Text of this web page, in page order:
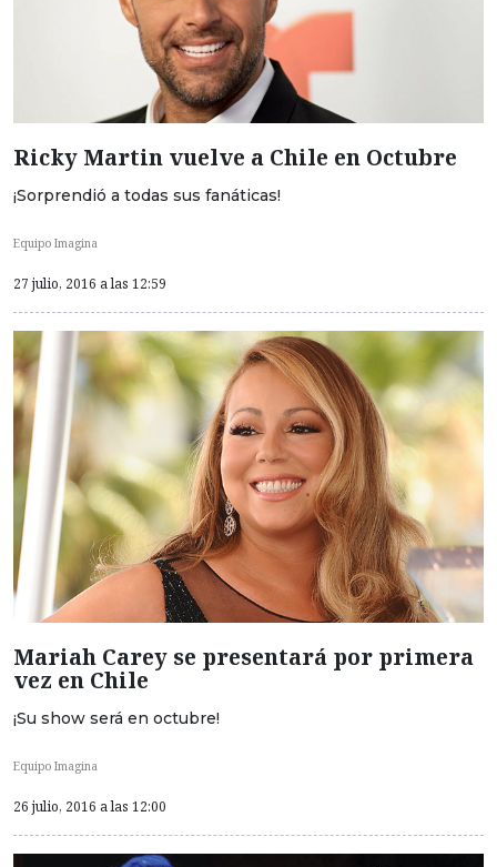
Ricky Martin vuelve a Chile en Octubre
¡Sorprendió a todas sus fanáticas!
Equipo Imagina
27 julio, 2016 a las 12:59
Mariah Carey se presentará por primera
vez en Chile
¡Su show será en octubre!
Equipo Imagina
26 julio, 2016 a las 12:00